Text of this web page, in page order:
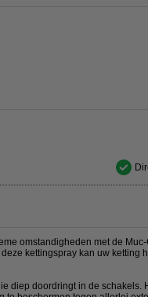
omstandigheden met de
kettingspray kan uw ketting
diep doordringt in de schakels.